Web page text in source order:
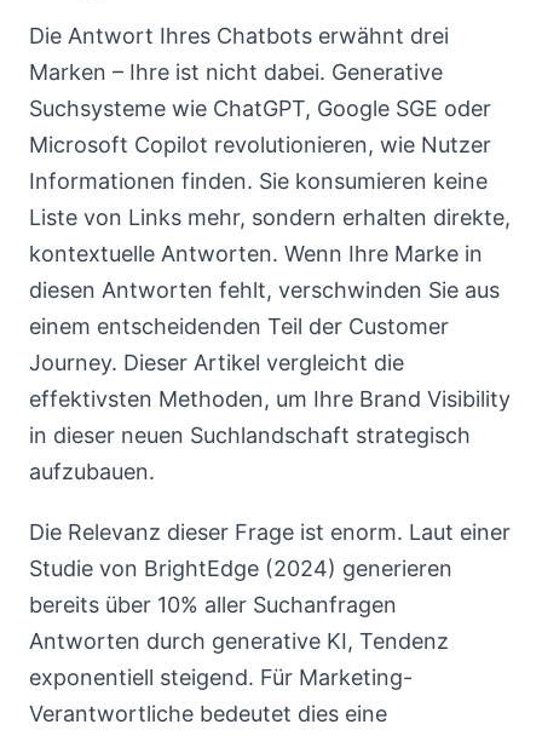
Die Antwort Ihres Chatbots erwähnt drei
Marken – Ihre ist nicht dabei. Generative
Suchsysteme wie ChatGPT, Google SGE oder
Microsoft Copilot revolutionieren, wie Nutzer
Informationen finden. Sie konsumieren keine
Liste von Links mehr, sondern erhalten direkte,
kontextuelle Antworten. Wenn Ihre Marke in
diesen Antworten fehlt, verschwinden Sie aus
einem entscheidenden Teil der Customer
Journey. Dieser Artikel vergleicht die
effektivsten Methoden, um Ihre Brand Visibility
in dieser neuen Suchlandschaft strategisch
aufzubauen.
Die Relevanz dieser Frage ist enorm. Laut einer
Studie von BrightEdge (2024) generieren
bereits über 10% aller Suchanfragen
Antworten durch generative KI, Tendenz
exponentiell steigend. Für Marketing-
Verantwortliche bedeutet dies eine